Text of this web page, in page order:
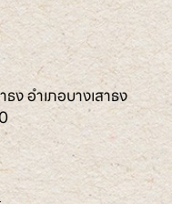
ง อำเภอบางเสาธง